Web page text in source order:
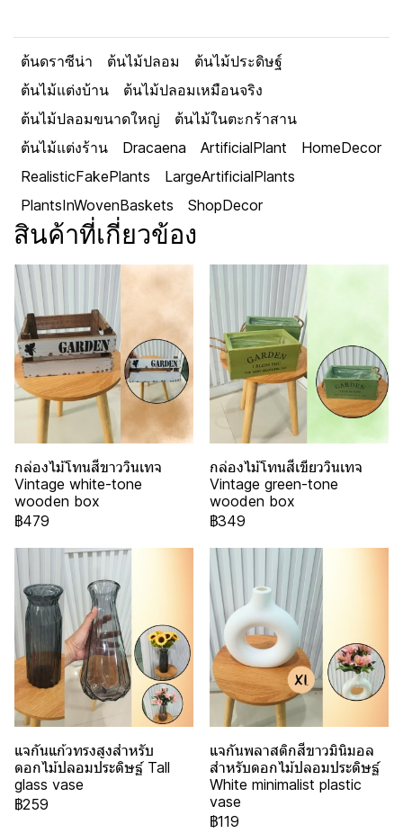
ต้นดราซีน่า ต้นไม้ปลอม
ต้นไม้ประดิษฐ์
ต้นไม้แต่งบ้าน
ต้นไม้ปลอมเหมือนจริง
ต้นไม้ปลอมขนาดใหญ่
ต้นไม้ในตะกร้าสาน
ต้นไม้แต่งร้าน
Dracaena ArtificialPlant
HomeDecor
RealisticFakePlants
LargeArtificialPlants
PlantsInWovenBaskets
ShopDecor
สินค้าที่เกี่ยวข้อง
กล่องไม้โทนสีขาววินเทจ
Vintage white-tone
wooden box
฿479
กล่องไม้โทนสีเขียววินเทจ
Vintage green-tone
wooden box
฿349
แจกันแก้วทรงสูงสำหรับ
ดอกไม้ปลอมประดิษฐ์ Tall
glass vase
฿259
แจกันพลาสติกสีขาวมินิมอล
สำหรับดอกไม้ปลอมประดิษฐ์
White minimalist plastic
vase
฿119